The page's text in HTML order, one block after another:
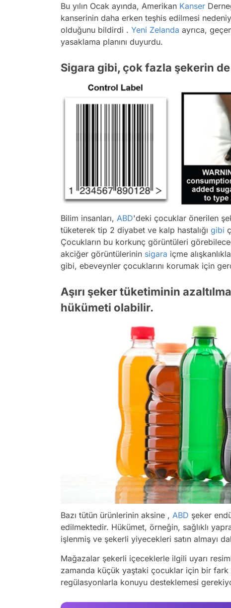
Bu yılın Ocak ayında, Amerikan Kanser
kanserinin daha erken teşhis edilmesi
olduğunu bildirdi . Yeni Zelanda ayrıca,
yasaklama planını duyurdu.
Sigara gibi, çok fazla şekerin
Bilim insanları, ABD'deki çocuklar önerilen
tüketerek tip 2 diyabet ve kalp hastalığı gibi
Çocukların bu korkunç görüntüleri
akciğer görüntülerinin sigara içme
gibi, ebeveynler çocuklarını korumak için
Aşırı şeker tüketiminin
hükümeti olabilir.
Bazı tütün ürünlerinin aksine , ABD şeker
edilmektedir. Hükümet, örneğin, sağlıklı
işlenmiş ve şekerli yiyecekleri satın almayı
Mağazalar şekerli içeceklerle ilgili uyarı
zamanda küçük yaştaki çocuklar için bir
regülasyonlarla konuyu desteklemesi